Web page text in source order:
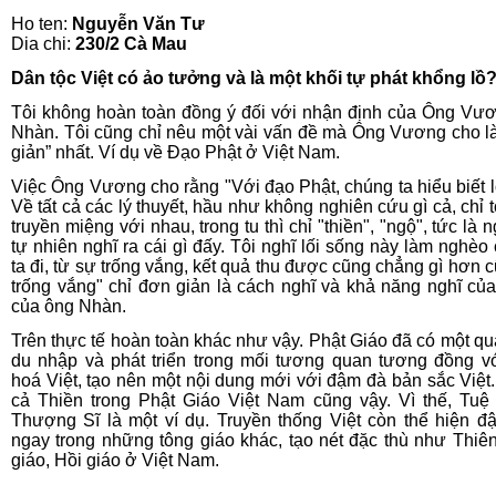
Ho ten: Nguyễn Văn Tư
Dia chi: 230/2 Cà Mau
Dân tộc Việt có ảo tưởng và là một khối tự phát khổng lồ?
Tôi không hoàn toàn đồng ý đối với nhận định của Ông
Nhàn. Tôi cũng chỉ nêu một vài vấn đề mà Ông Vương cho
giản” nhất. Ví dụ về Đạo Phật ở Việt Nam.
Việc Ông Vương cho rằng "Với đạo Phật, chúng ta hiểu biết
Về tất cả các lý thuyết, hầu như không nghiên cứu gì cả, chỉ
truyền miệng với nhau, trong tu thì chỉ "thiền", "ngộ", tức là
tự nhiên nghĩ ra cái gì đấy. Tôi nghĩ lối sống này làm nghèo
ta đi, từ sự trống vắng, kết quả thu được cũng chẳng gì hơn
trống vắng" chỉ đơn giản là cách nghĩ và khả năng nghĩ
của ông Nhàn.
Trên thực tế hoàn toàn khác như vậy. Phật Giáo đã có một
du nhập và phát triển trong mối tương quan tương đồng
hoá Việt, tạo nên một nội dung mới với đậm đà bản sắc
cả Thiền trong Phật Giáo Việt Nam cũng vậy. Vì thế, Tuệ
Thượng Sĩ là một ví dụ. Truyền thống Việt còn thể hiện
ngay trong những tông giáo khác, tạo nét đặc thù như
giáo, Hồi giáo ở Việt Nam.